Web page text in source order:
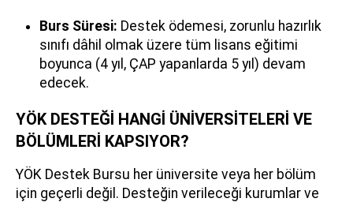
Burs Süresi: Destek ödemesi, zorunlu hazırlık
sınıfı dâhil olmak üzere tüm lisans eğitimi
boyunca (4 yıl, ÇAP yapanlarda 5 yıl) devam
edecek.
YÖK DESTEĞİ HANGİ ÜNİVERSİTELERİ VE
BÖLÜMLERİ KAPSIYOR?
YÖK Destek Bursu her üniversite veya her bölüm
için geçerli değil. Desteğin verileceği kurumlar ve